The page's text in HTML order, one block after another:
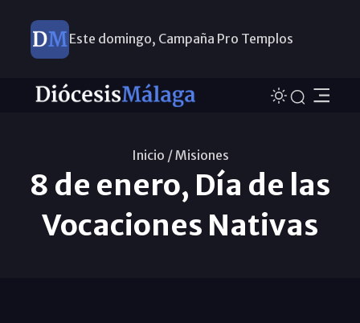
Este domingo, Campaña Pro Templos
Inicio /Misiones
8 de enero, Día de las
Vocaciones Nativas